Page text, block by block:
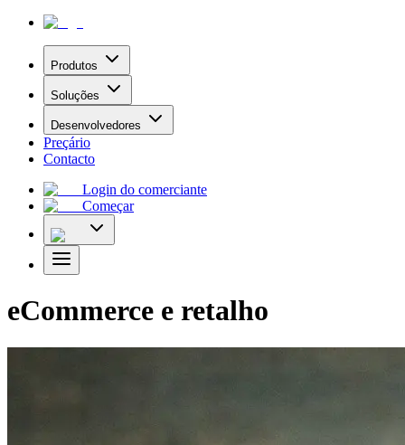
Produtos
Soluções
Desenvolvedores
Preçário
Contacto
Login do comerciante
Começar
eCommerce e retalho